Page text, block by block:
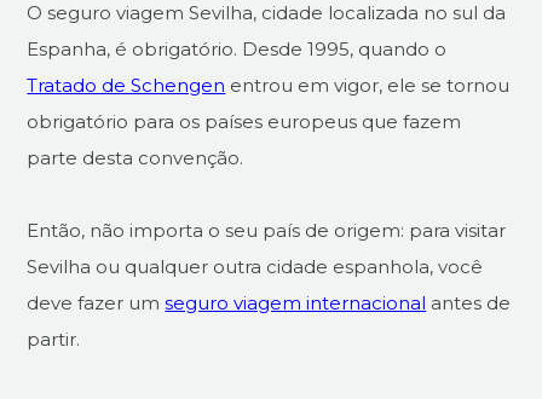
O seguro viagem Sevilha, cidade localizada no sul da
Espanha, é obrigatório. Desde 1995, quando o
Tratado de Schengen entrou em vigor, ele se tornou
obrigatório para os países europeus que fazem
parte desta convenção.
Então, não importa o seu país de origem: para visitar
Sevilha ou qualquer outra cidade espanhola, você
deve fazer umseguro viagem internacional antes de
partir.